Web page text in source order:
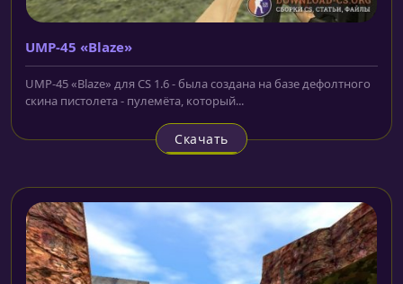
UMP-45 «Blaze»
UMP-45 «Blaze» для CS 1.6 - была создана на базе дефолтного
скина пистолета - пулемёта, который...
Скачать